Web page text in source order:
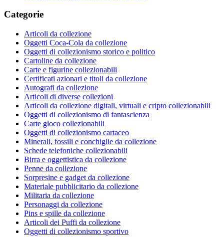
Categorie
Articoli da collezione
Oggetti Coca-Cola da collezione
Oggetti di collezionismo storico e politico
Cartoline da collezione
Carte e figurine collezionabili
Certificati azionari e titoli da collezione
Autografi da collezione
Articoli di diverse collezioni
Articoli da collezione digitali, virtuali e cripto collezionabili
Oggetti di collezionismo di fantascienza
Carte gioco collezionabili
Oggetti di collezionismo cartaceo
Minerali, fossili e conchiglie da collezione
Schede telefoniche collezionabili
Birra e oggettistica da collezione
Penne da collezione
Sorpresine e gadget da collezione
Materiale pubblicitario da collezione
Militaria da collezione
Personaggi da collezione
Pins e spille da collezione
Articoli dei Puffi da collezione
Oggetti di collezionismo sportivo